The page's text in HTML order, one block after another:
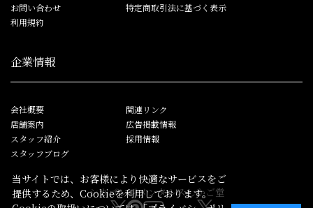
お問い合わせ
利用規約
特定商取引法に基づく表示
企業情報
会社概要
店舗案内
スタッフ紹介
スタッフブログ
関連リンク
広告掲載情報
採用情報
シカゴレジメンタルスしかご堂
当サイトでは、お客様により快適なサービスをご
提供するため、Cookieを利用しております。